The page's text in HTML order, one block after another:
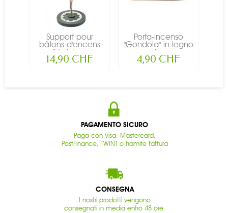
Support pour
bâtons d'encens
'Etoile' -...
14,90 CHF
Porta-incenso
"Gondola" in legno
di...
4,90 CHF
PAGAMENTO SICURO
Paga con Visa, Mastercard,
PostFinance, TWINT o tramite fattura
CONSEGNA
I nostri prodotti vengono
consegnati in media entro 48 ore.